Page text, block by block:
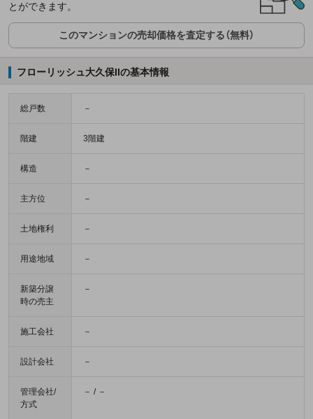
とができます。
このマンションの売却価格を査定する（無料）
フローリッシュ大久保IIの基本情報
総戸数 －
階建 3階建
構造 －
主方位 －
土地権利 －
用途地域 －
新築分譲
時の売主
－
施工会社 －
設計会社 －
管理会社/
方式
－ / －